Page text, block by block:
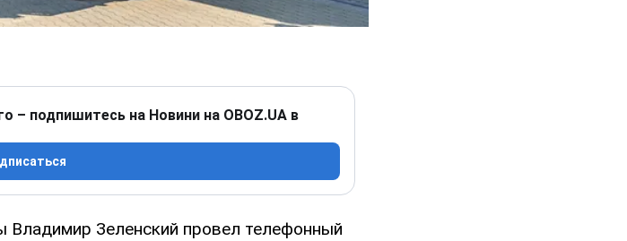
– подпишитесь на Новини на OBOZ.UA в
Владимир Зеленский провел телефонный